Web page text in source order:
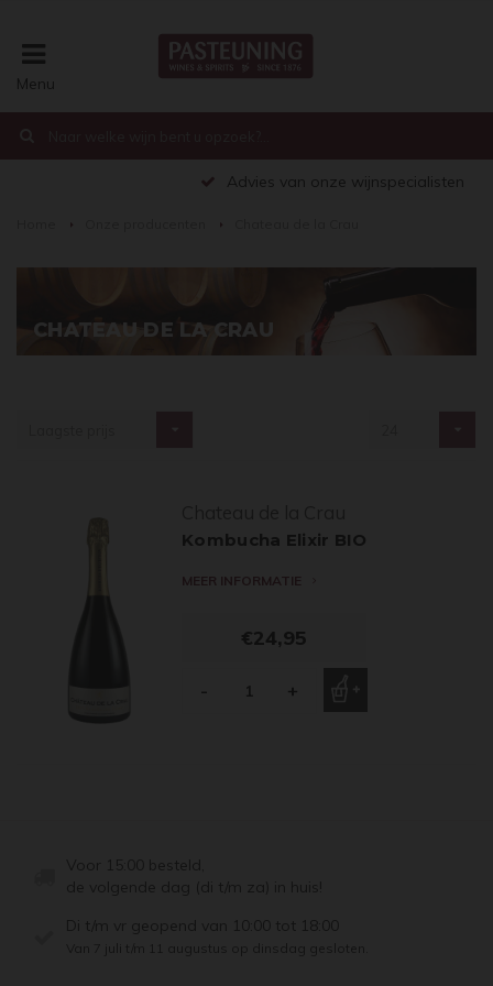
Menu
Advies van onze wijnspecialisten
CHATEAU DE LA CRAU
Kombucha Elixir BIO
MEER INFORMATIE
€24,95
- +